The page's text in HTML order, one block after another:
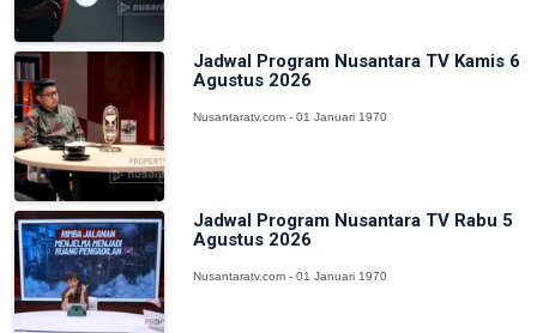
Jadwal Program Nusantara TV Kamis 6
Agustus 2026
Nusantaratv.com - 01 Januari 1970
Jadwal Program Nusantara TV Rabu 5
Agustus 2026
Nusantaratv.com - 01 Januari 1970